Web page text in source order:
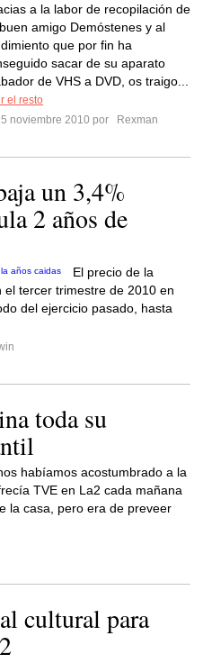
a la labor de recopilación de
amigo Demóstenes y al
que por fin ha
sacar de su aparato
de VHS a DVD, os traigo...
el resto
noviembre 2010 por
Rexman
un 3,4%
2 años de
El precio de la
el tercer trimestre de 2010 en
del ejercicio pasado, hasta
toda su
habíamos acostumbrado a la
TVE en La2 cada mañana
la casa, pero era de preveer
cultural para